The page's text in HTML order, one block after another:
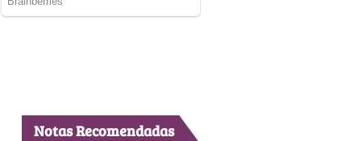
Notas Recomendadas